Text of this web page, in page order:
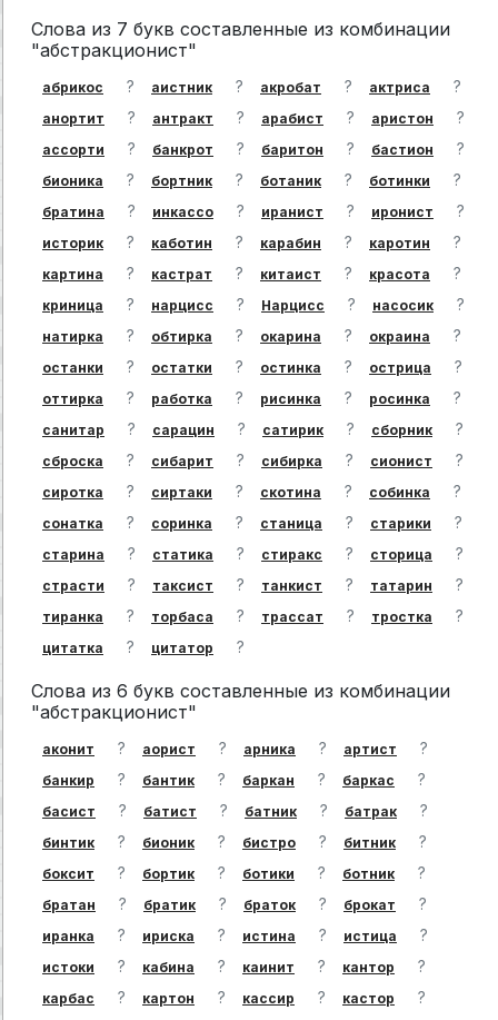
Слова из 7 букв составленные из комбинации
"абстракционист"
абрикос ? аистник ? акробат ? актриса ?
анортит ? антракт ? арабист ? аристон ?
ассорти ? банкрот ? баритон ? бастион ?
бионика ? бортник ? ботаник ? ботинки ?
братина ? инкассо ? иранист ? иронист ?
историк ? каботин ? карабин ? каротин ?
картина ? кастрат ? китаист ? красота ?
криница ? нарцисс ? Нарцисс ? насосик ?
натирка ? обтирка ? окарина ? окраина ?
останки ? остатки ? остинка ? острица ?
оттирка ? работка ? рисинка ? росинка ?
санитар ? сарацин ? сатирик ? сборник ?
сброска ? сибарит ? сибирка ? сионист ?
сиротка ? сиртаки ? скотина ? собинка ?
сонатка ? соринка ? станица ? старики ?
старина ? статика ? стиракс ? сторица ?
страсти ? таксист ? танкист ? татарин ?
тиранка ? торбаса ? трассат ? тростка ?
цитатка ? цитатор ?
Слова из 6 букв составленные из комбинации
"абстракционист"
аконит ? аорист ? арника ? артист ?
банкир ? бантик ? баркан ? баркас ?
басист ? батист ? батник ? батрак ?
бинтик ? бионик ? бистро ? битник ?
боксит ? бортик ? ботики ? ботник ?
братан ? братик ? браток ? брокат ?
иранка ? ириска ? истина ? истица ?
истоки ? кабина ? каинит ? кантор ?
карбас ? картон ? кассир ? кастор
?